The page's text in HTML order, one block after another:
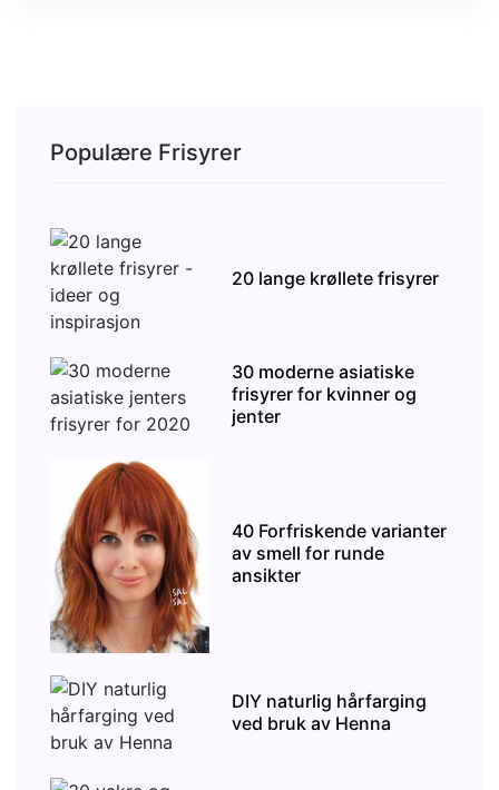
Populære Frisyrer
20 lange krøllete frisyrer
30 moderne asiatiske
frisyrer for kvinner og
jenter
40 Forfriskende varianter
av smell for runde
ansikter
DIY naturlig hårfarging
ved bruk av Henna